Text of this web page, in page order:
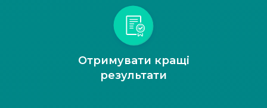
Отримувати кращі
результати